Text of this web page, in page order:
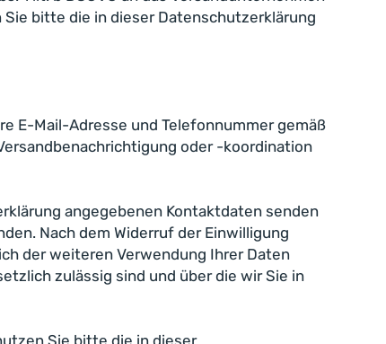
bitte die in dieser Datenschutzerklärung
E-Mail-Adresse und Telefonnummer gemäß
oder -koordination
angegebenen Kontaktdaten senden
Nach dem Widerruf der Einwilligung
der weiteren Verwendung Ihrer Daten
zulässig sind und über die wir Sie in
Sie bitte die in dieser